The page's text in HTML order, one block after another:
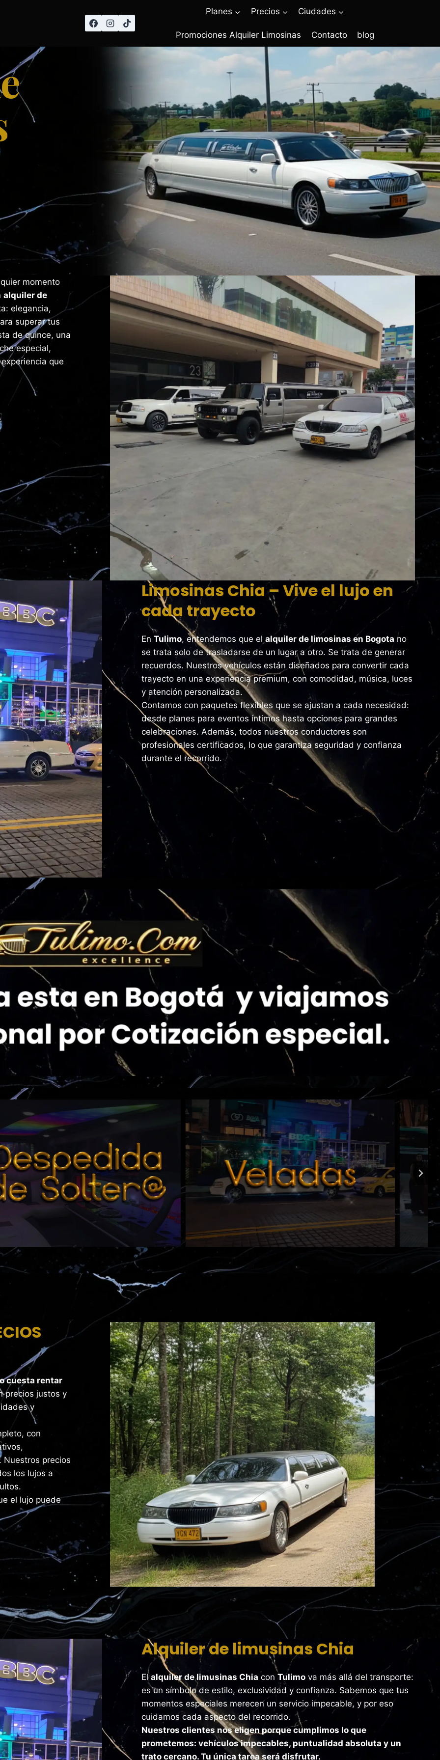
Planes Precios Ciudades
Promociones Alquiler Limosinas Contacto blog
momento
alquiler de
elegancia,
superar tus
de quince, una
especial,
que
Limosinas Chia – Vive el lujo en
cada trayecto
En Tulimo, entendemos que el alquiler de limosinas en Bogota no
se trata solo de trasladarse de un lugar a otro. Se trata de generar
recuerdos. Nuestros vehículos están diseñados para convertir cada
trayecto en una experiencia premium, con comodidad, música, luces
y atención personalizada.
Contamos con paquetes flexibles que se ajustan a cada necesidad:
desde planes para eventos íntimos hasta opciones para grandes
celebraciones. Además, todos nuestros conductores son
profesionales certificados, lo que garantiza seguridad y confianza
durante el recorrido.
cuesta rentar
precios justos y
y
con
precios
los lujos a
el lujo puede
Alquiler de limusinas Chia
Elalquiler de limusinas Chia con Tulimova más allá del transporte:
es un símbolo de estilo, exclusividad y confianza. Sabemos que tus
momentos especiales merecen un servicio impecable, y por eso
cuidamos cada aspecto del recorrido.
Nuestros clientes nos eligen porque cumplimos lo que
prometemos: vehículos impecables, puntualidad absoluta y un
trato cercano. Tu única tarea será disfrutar.